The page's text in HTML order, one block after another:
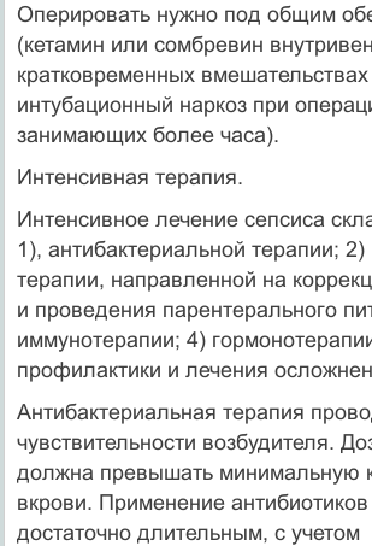
Оперировать нужно под общим
(кетамин или сомбревин
кратковременных
интубационный наркоз при
занимающих бо­лее часа).
Интенсивная терапия.
Интенсивное лечение сепсиса
1), антибак­териальной терапии;
терапии, направленной на
и проведения парентерального
иммунотерапии; 4)
профилактики и лечения
Антибактериальная терапия
чувствительности возбудителя.
должна превышать минимальную
вкрови. Применение
достаточно длительным, с учетом